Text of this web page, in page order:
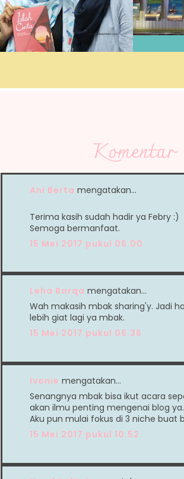
Komentar
Ani Berta mengatakan…
Terima kasih sudah hadir ya Febry :)
Semoga bermanfaat.
15 Mei 2017 pukul 06.00
Leha Barqa mengatakan…
Wah makasih mbak sharing'y. Jadi
lebih giat lagi ya mbak.
15 Mei 2017 pukul 06.36
Ivonie mengatakan…
Senangnya mbak bisa ikut acara
akan ilmu penting mengenai blog ya.
Aku pun mulai fokus di 3 niche buat
15 Mei 2017 pukul 10.52